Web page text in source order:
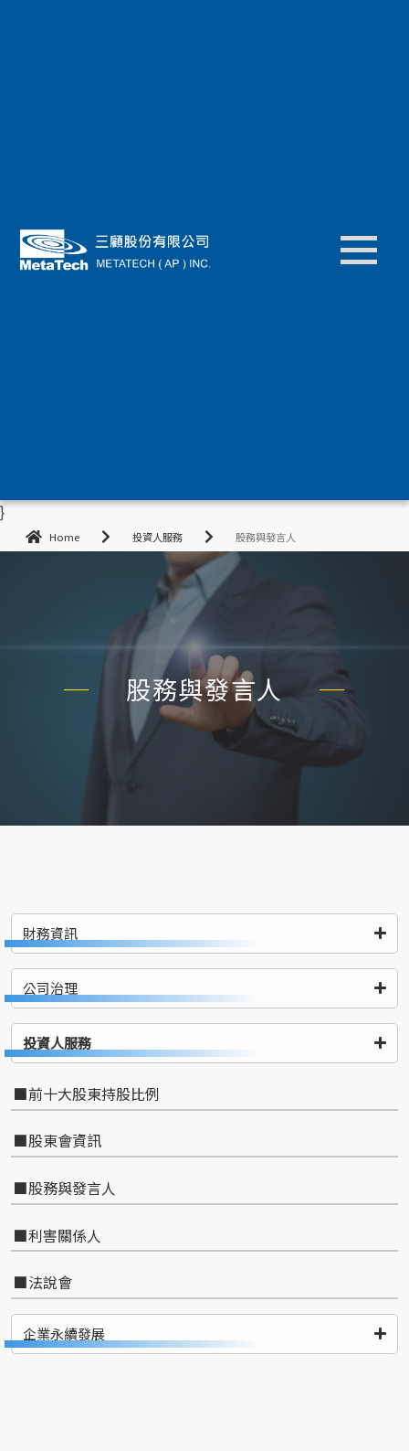
}
Home 投資人服務 股務與發言人
股務與發言人
財務資訊
公司治理
投資人服務
前十大股東持股比例
股東會資訊
股務與發言人
利害關係人
法說會
企業永續發展